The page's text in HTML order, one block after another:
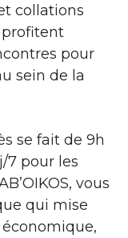
collations
profitent
pour
sein de la
se fait de 9h
7 pour les
vous
qui mise